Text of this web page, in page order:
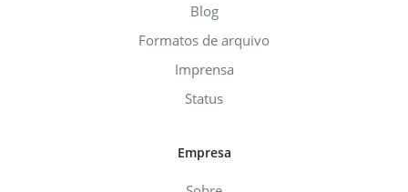
Blog
Formatos de arquivo
Imprensa
Status
Empresa